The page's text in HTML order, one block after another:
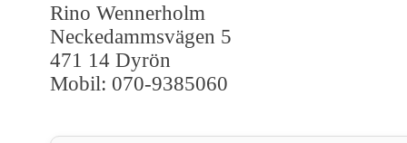
Rino Wennerholm
Neckedammsvägen 5
471 14 Dyrön
Mobil: 070-9385060